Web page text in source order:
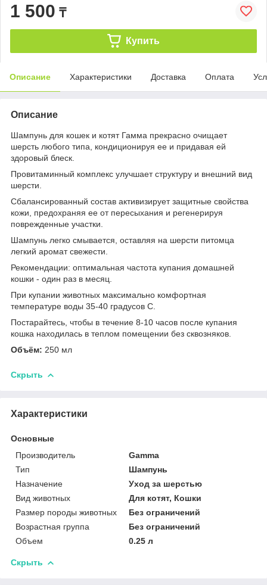
1 500 ₸
Купить
Описание Характеристики Доставка Оплата
Описание
Шампунь для кошек и котят Гамма прекрасно очищает
шерсть любого типа, кондиционируя ее и придавая ей
здоровый блеск.
Провитаминный комплекс улучшает структуру и внешний вид
шерсти.
Сбалансированный состав активизирует защитные свойства
кожи, предохраняя ее от пересыхания и регенерируя
поврежденные участки.
Шампунь легко смывается, оставляя на шерсти питомца
легкий аромат свежести.
Рекомендации: оптимальная частота купания домашней
кошки - один раз в месяц.
При купании животных максимально комфортная
температуре воды 35-40 градусов С.
Постарайтесь, чтобы в течение 8-10 часов после купания
кошка находилась в теплом помещении без сквозняков.
Объём: 250 мл
Скрыть
Характеристики
Основные
Производитель
Gamma
Тип
Шампунь
Назначение
Уход за шерстью
Вид животных
Для котят, Кошки
Размер породы животных
Без ограничений
Возрастная группа
Без ограничений
Объем
0.25 л
Скрыть